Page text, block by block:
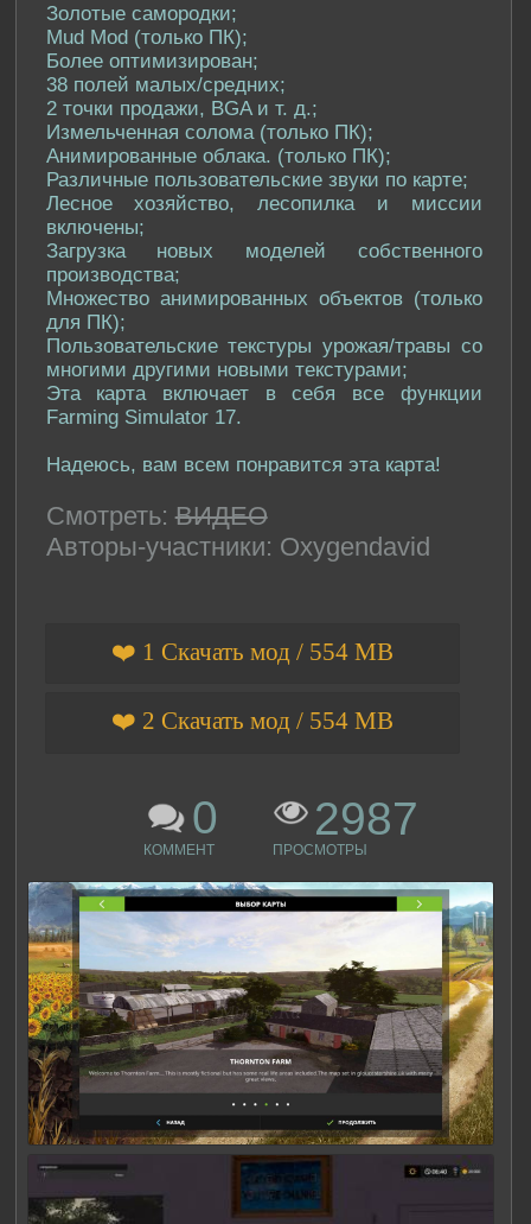
Золотые самородки;
​​​​​​Mud Mod (только ПК);
Более оптимизирован;
38 полей малых/средних;
2 точки продажи, BGA и т. д.;
Измельченная солома (только ПК);
Анимированные облака. (только ПК);
Различные пользовательские звуки по карте;
Лесное хозяйство, лесопилка и миссии
включены;
Загрузка новых моделей собственного
производства;
Множество анимированных объектов (только
для ПК);
Пользовательские текстуры урожая/травы со
многими другими новыми текстурами;
Эта карта включает в себя все функции
Farming Simulator 17.
Надеюсь, вам всем понравится эта карта!
Смотреть: ВИДЕО
Авторы-участники: Oxygendavid
❤️ 1 Скачать мод / 554 MB
❤️ 2 Скачать мод / 554 MB
0
КОММЕНТ
2987
ПРОСМОТРЫ